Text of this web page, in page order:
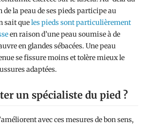
la peau de ses pieds participe au
sait queles pieds sont particulièrement
en raison d’une peau soumise à de
en glandes sébacées. Une peau
se fissure moins et tolère mieux le
adaptées.
un spécialiste du pied ?
avec ces mesures de bon sens,